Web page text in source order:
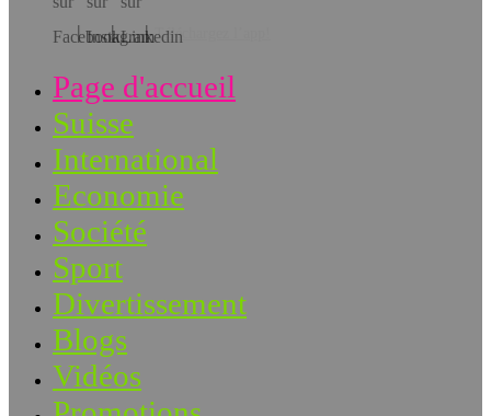
Téléchargez l’app!
Page d'accueil
Suisse
International
Economie
Société
Sport
Divertissement
Blogs
Vidéos